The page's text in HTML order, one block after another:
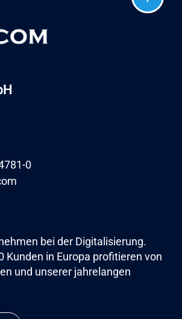
0
bei der Digitalisierung.
Kunden in Europa profitieren von
und unserer jahrelangen